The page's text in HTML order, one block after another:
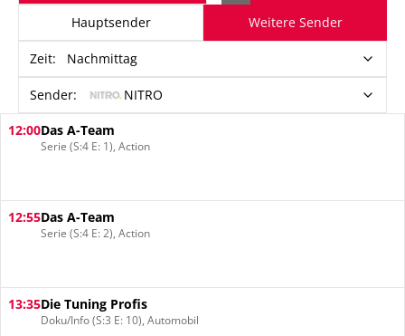
Hauptsender Weitere Sender
Zeit: Nachmittag
Sender: NITRO
12:00Das A-Team
Serie (S:4 E: 1), Action
12:55Das A-Team
Serie (S:4 E: 2), Action
13:35Die Tuning Profis
Doku/Info (S:3 E: 10), Automobil